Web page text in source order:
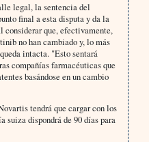
legal, la sentencia del
final a esta disputa y da la
que, efectivamente,
no han cambiado y, lo más
intacta. "Esto sentará
compañías farmacéuticas que
basándose en un cambio
tendrá que cargar con los
suiza dispondrá de 90 días para